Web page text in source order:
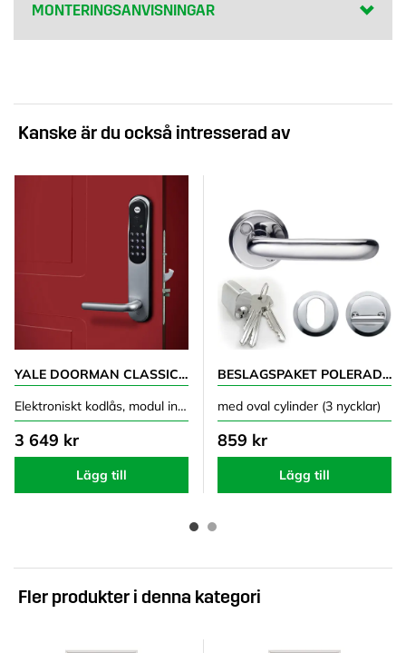
MONTERINGSANVISNINGAR
Kanske är du också intresserad av
YALE DOORMAN CLASSIC HOME SILVER
Elektroniskt kodlås, modul ingår
3 649 kr
Lägg till
BESLAGSPAKET POLERAD NICKEL B140
med oval cylinder (3 nycklar)
859 kr
Lägg till
Fler produkter i denna kategori